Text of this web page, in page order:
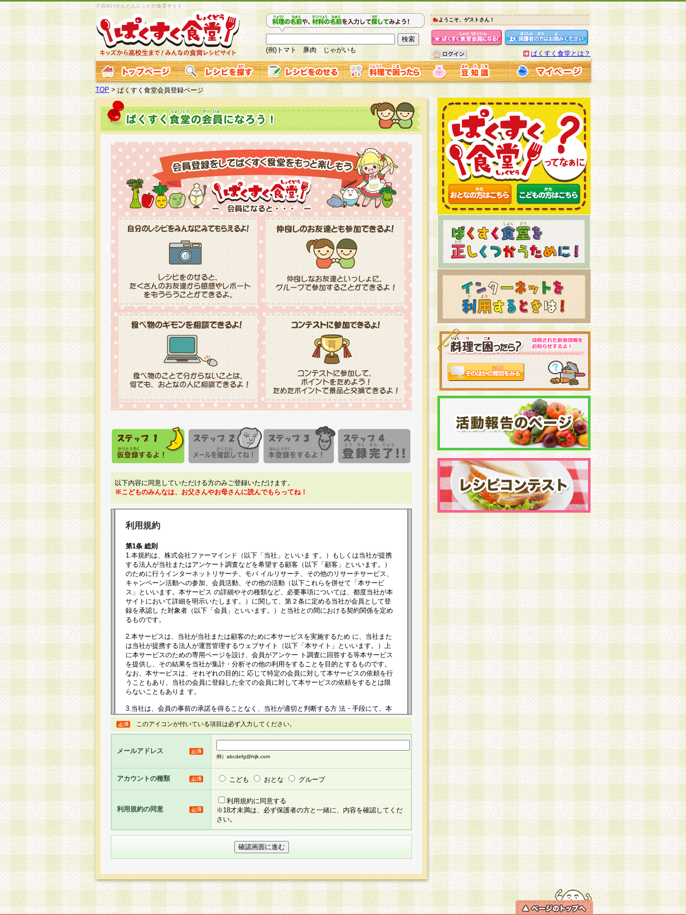
子供向けかんたんレシピの食育サイト
(例)トマト 豚肉 じゃがいも
ようこそ、ゲストさん！
ぱくすく食堂とは？
TOP >ぱくすく食堂会員登録ページ
以下内容に同意していただける方のみご登録いただけます。
※こどものみんなは、お父さんやお母さんに読んでもらってね！
利用規約
第1条 総則
1.本規約は、株式会社ファーマインド（以下「当社」といいま す。）もしくは当社が提携
する法人が当社またはアンケート調査などを希望する顧客（以下「顧客」といいます。）
のために行うインターネットリサーチ、モバ イルリサーチ、その他のリサーチサービス、
キャンペーン活動への参加、会員活動、その他の活動（以下これらを併せて「本サービ
ス」といいます。本サービス の詳細やその種類など、必要事項については、都度当社が本
サイトにおいて詳細を明示いたします。）に関して、第２条に定める当社が会員として登
録を承認し た対象者（以下「会員」といいます。）と当社との間における契約関係を定め
るものです。
2.本サービスは、当社が当社または顧客のために本サービスを実施するため に、当社また
は当社が提携する法人が運営管理するウェブサイト（以下「本サイト」といいます。）上
に本サービスのための専用ページを設け、会員がアンケー ト調査に回答する等本サービス
を提供し、その結果を当社が集計・分析その他の利用をすることを目的とするものです。
なお、本サービスは、それぞれの目的に 応じて特定の会員に対して本サービスの依頼を行
うこともあり、当社の会員に登録した全ての会員に対して本サービスの依頼をするとは限
らないこともありま す。
3.当社は、会員の事前の承諾を得ることなく、当社が適切と判断する方 法・手段にて、本
規約を任意に制定、変更または修正することができるものとします。改定後の本規約等
は、本規約においては本サイトに掲示したときに、その 他の諸規定については、会員に対
して告知の案内を配信または本サイトに掲示したときのいずれか早い時期をもってその効
るものとします。
5.当社がお聞きする個人情報は、すべて会員登録希望者の自由な意思で提 供いただいたも
のと考えております。従って、会員登録希望者が自らの個人情報の提供を希望されない場
合には、当社はその個人情報をお預かりいたしません が、提供されないことによって、当
社の取扱商品やサービス等をご利用いただけない場合がありますことを予めご了承くださ
い。
6.当社は、お客様から当社が保有している個人情報の開示・訂正・追加・ 利用停止等を求
められた場合には、ご本人様であることが当社にて確認できた場合に限り、法令に準拠し
せ先となります。
第2条 会員の資格
1.会員とは、本規約等を承諾のうえ、当社所定の登録手続きを全て完了し、当社が承認した
このアイコンが付いている項目は必ず入力してください。
メールアドレス
例）abcdefg@hijk.com
アカウントの種類 こども おとな グループ
利用規約の同意
利用規約に同意する
※18才未満は、必ず保護者の方と一緒に、内容を確認してくだ
さい。